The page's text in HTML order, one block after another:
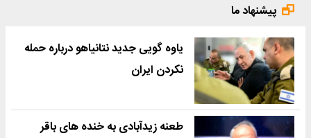
پیشنهاد ما
یاوه گویی جدید نتانیاهو درباره حمله
نکردن ایران
طعنه زیدآبادی به خنده های باقر